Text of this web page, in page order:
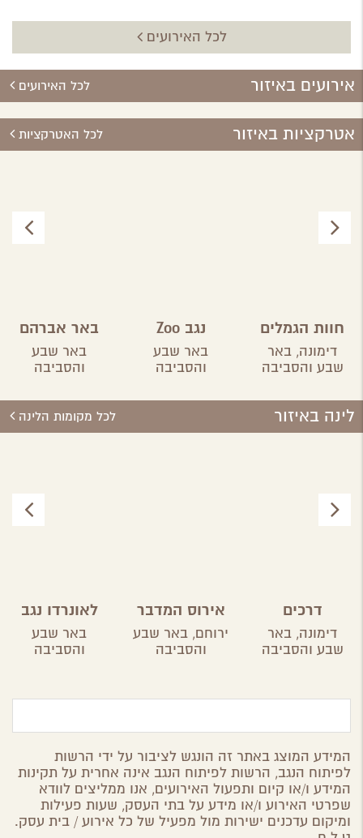
לכל האירועים
אירועים באיזור לכל האירועים
אטרקציות באיזור לכל האטרקציות
חוות הגמלים
בנגב
דימונה, באר
שבע והסביבה
נגב Zoo
באר שבע
והסביבה
באר אברהם
באר שבע
והסביבה
לינה באיזור לכל מקומות הלינה
דרכים
דימונה, באר
שבע והסביבה
אירוס המדבר
ירוחם, באר שבע
והסביבה
לאונרדו נגב
באר שבע
והסביבה
המידע המוצג באתר זה הונגש לציבור על ידי הרשות
לפיתוח הנגב, הרשות לפיתוח הנגב אינה אחרית על תקינות
המידע ו/או קיום ותפעול האירועים, אנו ממליצים לוודא
שפרטי האירוע ו/או מידע על בתי העסק, שעות פעילות
ומיקום עדכנים ישירות מול מפעיל של כל אירוע / בית עסק.